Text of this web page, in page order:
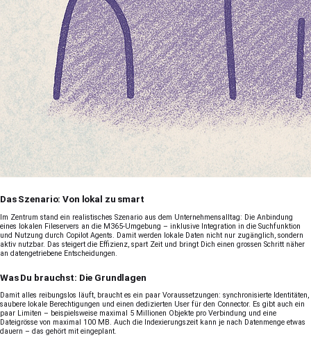
Das Szenario: Von lokal zu smart
Im Zentrum stand ein realistisches Szenario aus dem Unternehmensalltag: Die Anbindung
eines lokalen Fileservers an die M365-Umgebung – inklusive Integration in die Suchfunktion
und Nutzung durch Copilot Agents. Damit werden lokale Daten nicht nur zugänglich, sondern
aktiv nutzbar. Das steigert die Effizienz, spart Zeit und bringt Dich einen grossen Schritt näher
an datengetriebene Entscheidungen.
Was Du brauchst: Die Grundlagen
Damit alles reibungslos läuft, braucht es ein paar Voraussetzungen: synchronisierte Identitäten,
saubere lokale Berechtigungen und einen dedizierten User für den Connector. Es gibt auch ein
paar Limiten – beispielsweise maximal 5 Millionen Objekte pro Verbindung und eine
Dateigrösse von maximal 100 MB. Auch die Indexierungszeit kann je nach Datenmenge etwas
dauern – das gehört mit eingeplant.